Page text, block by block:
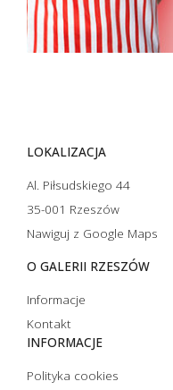
LOKALIZACJA
Al. Piłsudskiego 44
35-001 Rzeszów
Nawiguj z Google Maps
O GALERII RZESZÓW
Informacje
Kontakt
INFORMACJE
Polityka cookies